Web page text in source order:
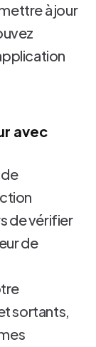
à jour
avec
de vérifier
de
sortants,